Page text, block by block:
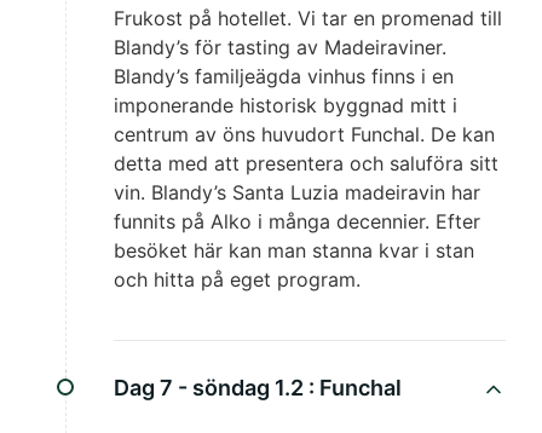
Frukost på hotellet. Vi tar en promenad till
Blandy’s för tasting av Madeiraviner.
Blandy’s familjeägda vinhus finns i en
imponerande historisk byggnad mitt i
centrum av öns huvudort Funchal. De kan
detta med att presentera och saluföra sitt
vin. Blandy’s Santa Luzia madeiravin har
funnits på Alko i många decennier. Efter
besöket här kan man stanna kvar i stan
och hitta på eget program.
Dag 7 - söndag 1.2 : Funchal